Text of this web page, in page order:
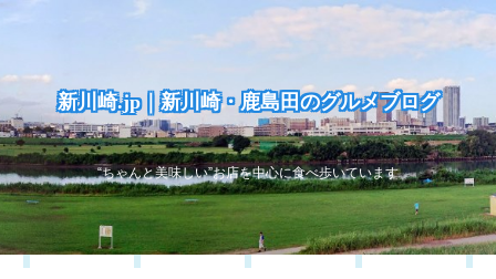
新川崎.jp｜新川崎・鹿島田のグルメブログ
“ちゃんと美味しい”お店を中心に食べ歩いています